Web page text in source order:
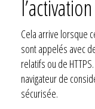
Cela arrive lorsque
sont appelés avec
relatifs ou de
navigateur de
sécurisée.